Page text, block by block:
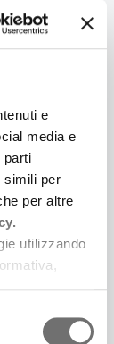
e
media e
parti
simili per
per altre
utilizzando